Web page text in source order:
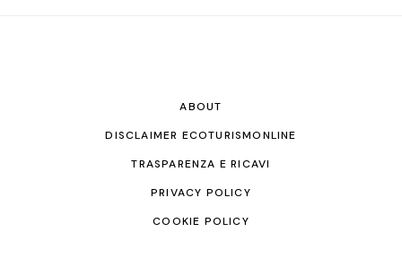
ABOUT
DISCLAIMER ECOTURISMONLINE
TRASPARENZA E RICAVI
PRIVACY POLICY
COOKIE POLICY